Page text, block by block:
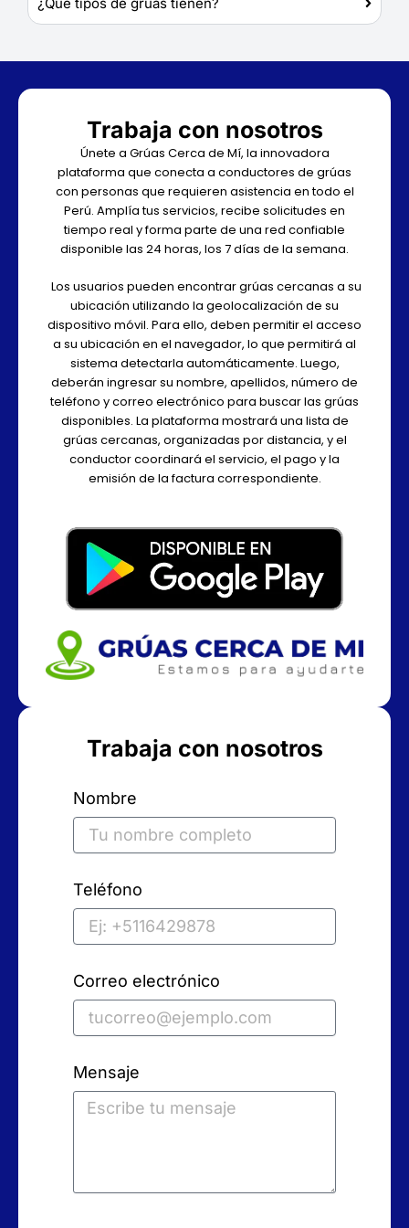
Trabaja con nosotros
Únete a Grúas Cerca de Mí, la innovadora
plataforma que conecta a conductores de grúas
con personas que requieren asistencia en todo el
Perú. Amplía tus servicios, recibe solicitudes en
tiempo real y forma parte de una red confiable
disponible las 24 horas, los 7 días de la semana.
Los usuarios pueden encontrar grúas cercanas a su
ubicación utilizando la geolocalización de su
dispositivo móvil. Para ello, deben permitir el acceso
a su ubicación en el navegador, lo que permitirá al
sistema detectarla automáticamente. Luego,
deberán ingresar su nombre, apellidos, número de
teléfono y correo electrónico para buscar las grúas
disponibles. La plataforma mostrará una lista de
grúas cercanas, organizadas por distancia, y el
conductor coordinará el servicio, el pago y la
emisión de la factura correspondiente.
Trabaja con nosotros
Nombre
Teléfono
Correo electrónico
Mensaje